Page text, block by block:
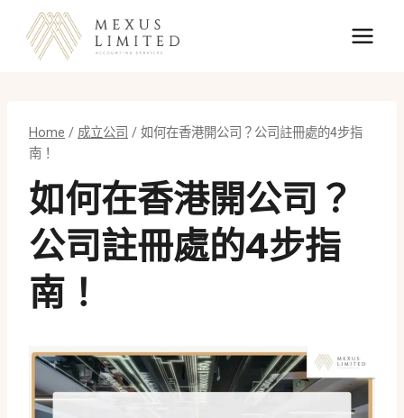
content
Home / 成立公司 / 如何在香港開公司？公司註冊處的4步指
南！
如何在香港開公司？
公司註冊處的4步指
南！